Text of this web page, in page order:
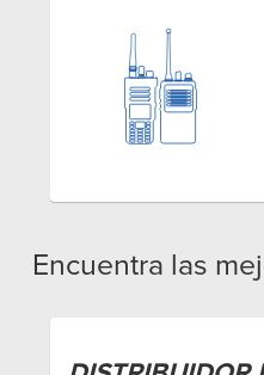
Encuentra las